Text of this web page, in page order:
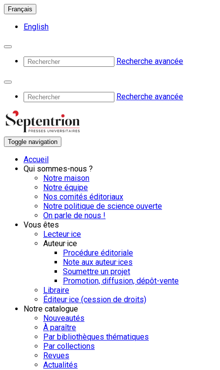
Français
English
Recherche avancée
Recherche avancée
Toggle navigation
Accueil
Qui sommes-nous ?
Notre maison
Notre équipe
Nos comités éditoriaux
Notre politique de science ouverte
On parle de nous !
Vous êtes
Lecteur·ice
Auteur·ice
Procédure éditoriale
Note aux auteur·ices
Soumettre un projet
Promotion, diffusion, dépôt-vente
Libraire
Éditeur·ice (cession de droits)
Notre catalogue
Nouveautés
À paraître
Par bibliothèques thématiques
Par collections
Revues
Actualités